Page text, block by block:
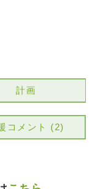
計画
コメント (2)